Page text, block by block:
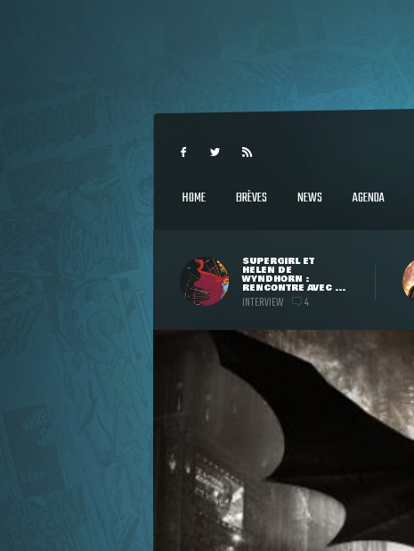
HOME BRÈVES NEWS AGENDA
SUPERGIRL ET
HELEN DE
WYNDHORN :
RENCONTRE AVEC ...
INTERVIEW 4